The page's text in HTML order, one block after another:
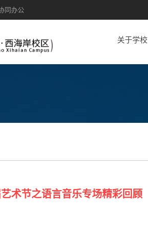
同办公
关于学校
术节之语言音乐专场精彩回顾